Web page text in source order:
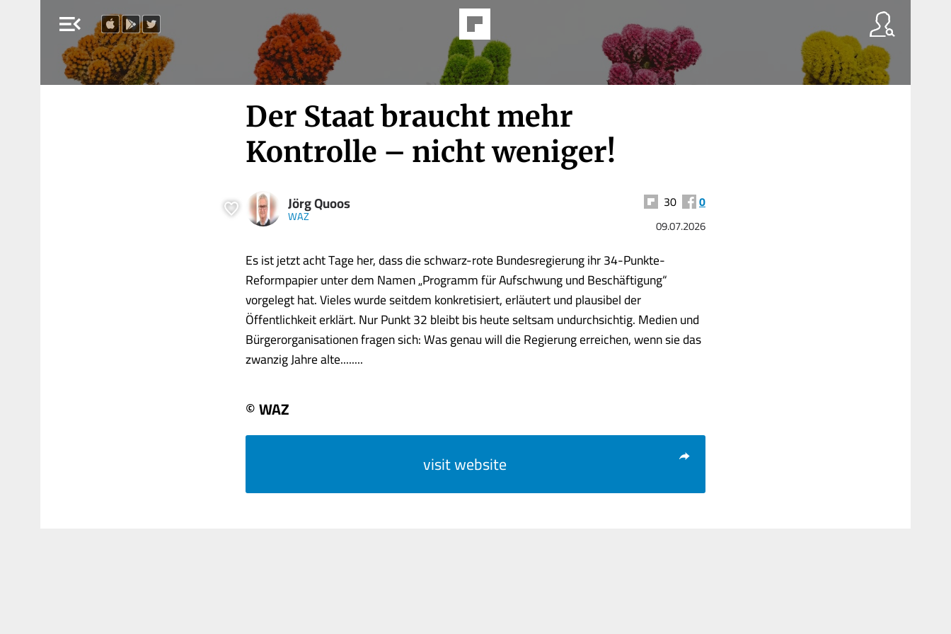
menu_open
Der Staat braucht mehr
Kontrolle – nicht weniger!
Jörg Quoos
WAZ
30 0
09.07.2026
Es ist jetzt acht Tage her, dass die schwarz-rote Bundesregierung ihr 34-Punkte-
Reformpapier unter dem Namen „Programm für Aufschwung und Beschäftigung“
vorgelegt hat. Vieles wurde seitdem konkretisiert, erläutert und plausibel der
Öffentlichkeit erklärt. Nur Punkt 32 bleibt bis heute seltsam undurchsichtig. Medien und
Bürgerorganisationen fragen sich: Was genau will die Regierung erreichen, wenn sie das
zwanzig Jahre alte........
© WAZ
visit website